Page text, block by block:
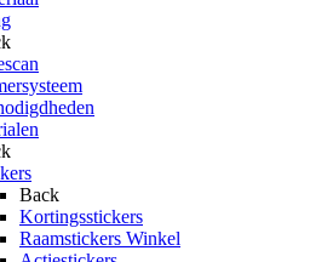
Back
Kortingsstickers
Raamstickers Winkel